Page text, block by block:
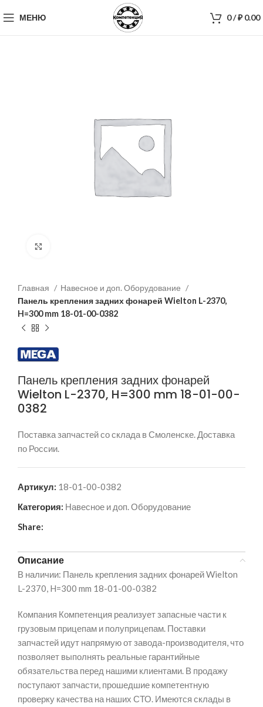
МЕНЮ 0/₽0.00
Главная
Навесное и доп. Оборудование
Панель крепления задних фонарей Wielton L-2370,
H=300 mm 18-01-00-0382
Панель крепления задних фонарей
Wielton L-2370, H=300 mm 18-01-00-
0382
Поставка запчастей со склада в Смоленске. Доставка
по России.
Артикул: 18-01-00-0382
Категория: Навесное и доп. Оборудование
Share:
Описание
В наличии: Панель крепления задних фонарей Wielton
L-2370, H=300 mm 18-01-00-0382
Компания Компетенция реализует запасные части к
грузовым прицепам и полуприцепам. Поставки
запчастей идут напрямую от завода-производителя, что
позволяет выполнять реальные гарантийные
обязательства перед нашими клиентами. В продажу
поступают запчасти, прошедшие компетентную
проверку качества на наших СТО. Имеются склады в